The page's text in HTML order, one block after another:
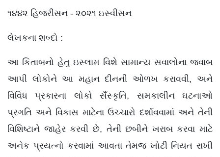
૧૪૪૨ હિજરીસન - ૨૦૨૧ ઇસ્વીસન
લેખકના શબ્દો :
આ કિતાબનો હેતુ ઇસ્લામ વિશે સામાન્ય સવાલોના જવાબ
આપી લોકોને આ મહાન દીનની ઓળખ કરાવવી, અને
વિવિધ પ્રકારના લોકો સઁસ્કૃતિ, સમકાલીન ઘટનાઓ
પ્રગતિ અને વિકાસ માટેના ઉચ્ચારો દર્શાવવામાં અને તેની
વિશિષ્ટાને જાહેર કરવી છે, તેની છબીને ખરાબ કરવા માટે
અનેક પ્રયત્નો કરવામાં આવતા તેમજ ખોટી નિયત રાખી